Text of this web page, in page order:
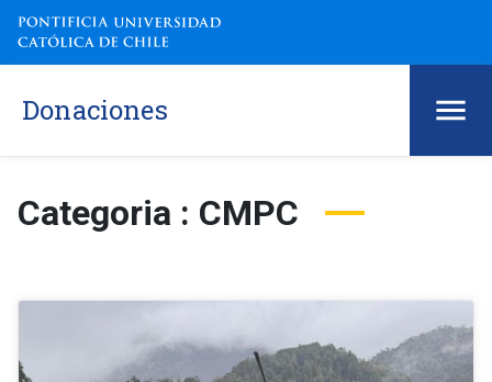
Donaciones
Categoria : CMPC